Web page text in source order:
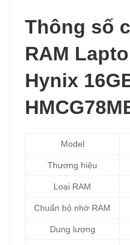
Thông số
RAM
Hynix
Model
Thương hiệu
Loại RAM
Chuẩn bộ nhớ RAM
Dung lượng